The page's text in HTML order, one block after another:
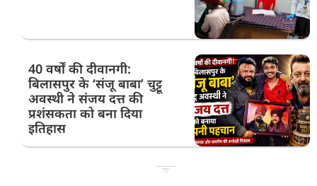
40 वर्षों की दीवानगी:
बिलासपुर के ‘संजू बाबा’ चुट्टू
अवस्थी ने संजय दत्त की
प्रशंसकता को बना दिया
इतिहास